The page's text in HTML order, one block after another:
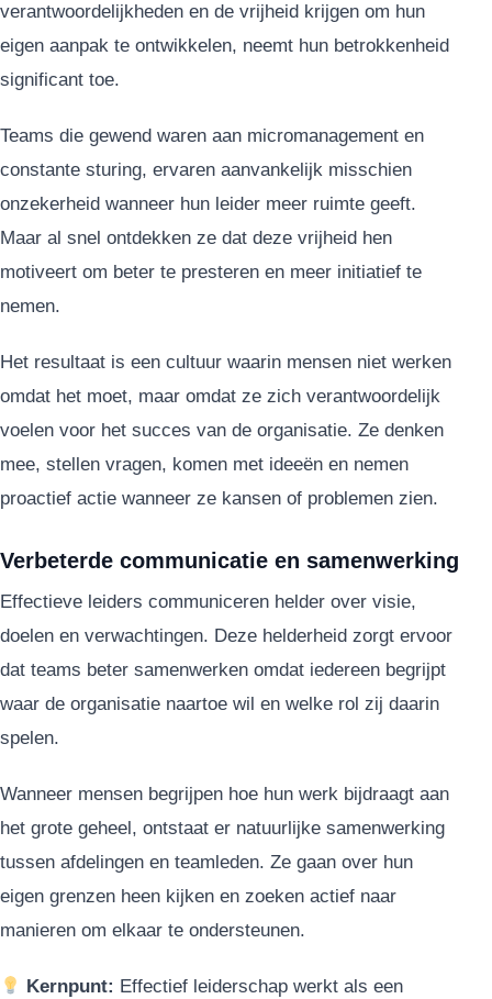
verantwoordelijkheden en de vrijheid krijgen om hun
eigen aanpak te ontwikkelen, neemt hun betrokkenheid
significant toe.
Teams die gewend waren aan micromanagement en
constante sturing, ervaren aanvankelijk misschien
onzekerheid wanneer hun leider meer ruimte geeft.
Maar al snel ontdekken ze dat deze vrijheid hen
motiveert om beter te presteren en meer initiatief te
nemen.
Het resultaat is een cultuur waarin mensen niet werken
omdat het moet, maar omdat ze zich verantwoordelijk
voelen voor het succes van de organisatie. Ze denken
mee, stellen vragen, komen met ideeën en nemen
proactief actie wanneer ze kansen of problemen zien.
Verbeterde communicatie en samenwerking
Effectieve leiders communiceren helder over visie,
doelen en verwachtingen. Deze helderheid zorgt ervoor
dat teams beter samenwerken omdat iedereen begrijpt
waar de organisatie naartoe wil en welke rol zij daarin
spelen.
Wanneer mensen begrijpen hoe hun werk bijdraagt aan
het grote geheel, ontstaat er natuurlijke samenwerking
tussen afdelingen en teamleden. Ze gaan over hun
eigen grenzen heen kijken en zoeken actief naar
manieren om elkaar te ondersteunen.
Kernpunt: Effectief leiderschap werkt als een